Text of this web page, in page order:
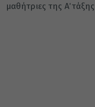
μαθήτριες της Α΄